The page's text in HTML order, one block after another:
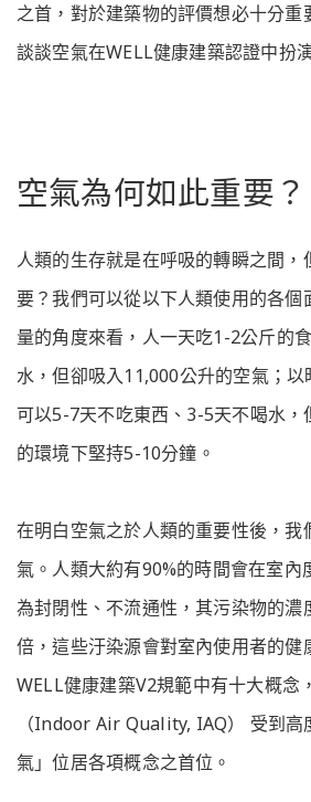
之首，對於建築物的評價想必十分重
談談空氣在WELL健康建築認證中扮
空氣為何如此重要？
人類的生存就是在呼吸的轉瞬之間，
要？我們可以從以下人類使用的各個
量的角度來看，人一天吃1-2公斤的
水，但卻吸入11,000公升的空氣；
可以5-7天不吃東西、3-5天不喝水，
的環境下堅持5-10分鐘。
在明白空氣之於人類的重要性後，我
氣。人類大約有90%的時間會在室內
為封閉性、不流通性，其污染物的濃
倍，這些汙染源會對室內使用者的健
WELL健康建築V2規範中有十大概念
（Indoor Air Quality, IAQ） 受到高
氣」位居各項概念之首位。